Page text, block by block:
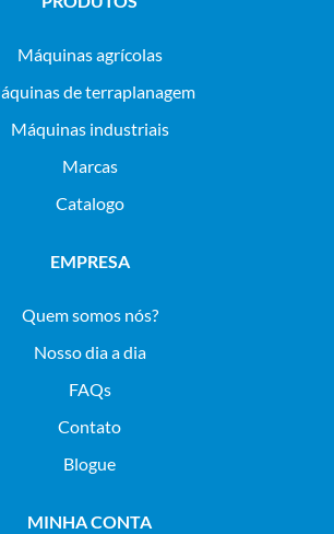
máquinas agrícolas
máquinas de terraplanagem
máquinas industriais
Marcas
Catalogo
EMPRESA
Quem somos nós?
Nosso dia a dia
FAQs
Contato
Blogue
MINHA CONTA